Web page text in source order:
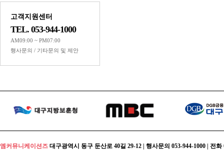
고객지원센터
TEL. 053-944-1000
AM09:00 ~ PM07:00
행사문의 / 기타문의 및 제안
엠커뮤니케이션즈 대구광역시 동구 둔산로 40길 29-12 | 행사문의 053-944-1000 | 전화